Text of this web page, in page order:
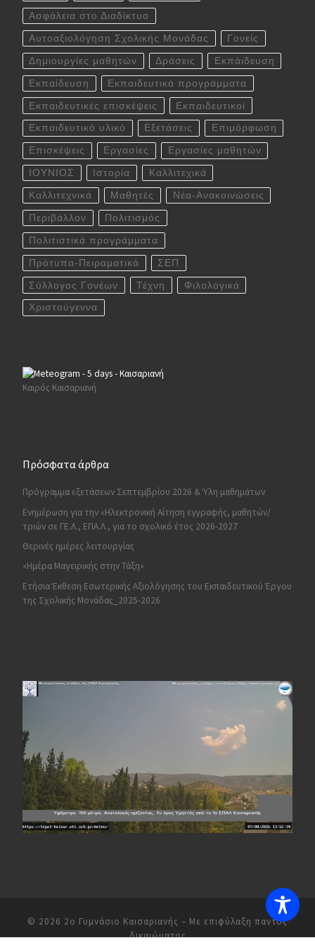
Ασφάλεια στο Διαδίκτυο
Αυτοαξιολόγηση Σχολικής Μονάδας Γονείς
Δημιουργίες μαθητών Δράσεις Εκπάιδευση
Εκπαίδευση Εκπαιδευτικά προγράμματα
Εκπαιδευτικές επισκέψεις Εκπαιδευτικοί
Εκπαιδευτικό υλικό Εξετάσεις Επιμόρφωση
Επισκέψεις Εργασίες Εργασίες μαθητών
ΙΟΥΝΙΟΣ Ιστορία Καλλιτεχικά
Καλλιτεχνικά Μαθητές Νέα-Ανακοινώσεις
Περιβάλλον Πολιτισμός
Πολιτιστικά προγράμματα
Πρότυπα-Πειραματικά ΣΕΠ
Σύλλογος Γονέων Τέχνη Φιλολογικά
Χριστούγεννα
Καιρός Καισαριανή
Πρόσφατα άρθρα
Πρόγραμμα εξετάσεων Σεπτεμβρίου 2026 & Ύλη μαθημάτων
Ενημέρωση για την «Ηλεκτρονική Αίτηση εγγραφής, μαθητών/
τριών σε ΓΕ.Λ., ΕΠΑ.Λ., για το σχολικό έτος 2026-2027
Θερινές ημέρες λειτουργίας
«Ημέρα Μαγειρικής στην Τάξη»
Ετήσια Έκθεση Εσωτερικής Αξιολόγησης του Εκπαιδευτικού Έργου
της Σχολικής Μονάδας_2025-2026
© 2026 2ο Γυμνάσιο Καισαριανής – Με επιφύλαξη παντός
δικαιώματος